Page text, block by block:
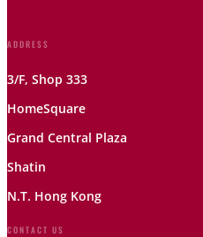
ADDRESS
3/F, Shop 333
HomeSquare
Grand Central Plaza
Shatin
N.T. Hong Kong
CONTACT US